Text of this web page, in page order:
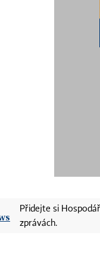
Přidejte si
zprávách.